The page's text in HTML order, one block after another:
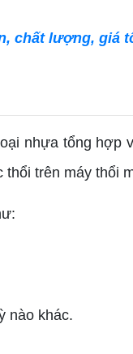
chất lượng, giá
nhựa tổng hợp
trên máy thổi
nào khác.